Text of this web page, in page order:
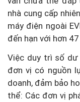
nhà cung cấp
máy điện ngoài
đến hạn với hơn
Việc duy trì số
đơn vị có nguồn
doanh, đảm bảo
thể: Các đơn vị